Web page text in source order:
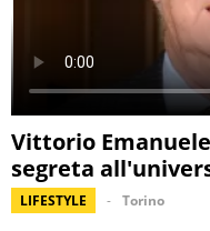
Vittorio
segreta
LIFESTYLE Torino